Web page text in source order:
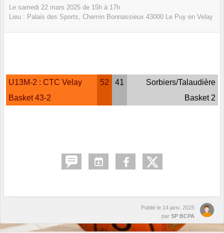
Le samedi 22 mars 2025 de 15h à 17h
Lieu : Palais des Sports, Chemin Bonnassieux 43000 Le Puy en Velay
U13M-2 : CTC Velay
Basket 43-2
52 41
Sorbiers/Talaudière
Basket 2
Publié le 14 janv. 2025
par SP BCPA